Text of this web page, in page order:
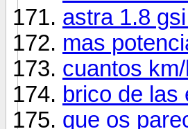
astra 1.8
mas
cuantos
brico de las
que os